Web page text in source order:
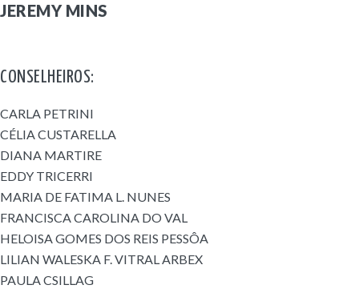
JEREMY MINS
CONSELHEIROS:
CARLA PETRINI
CÉLIA CUSTARELLA
DIANA MARTIRE
EDDY TRICERRI
MARIA DE FATIMA L. NUNES
FRANCISCA CAROLINA DO VAL
HELOISA GOMES DOS REIS PESSÔA
LILIAN WALESKA F. VITRAL ARBEX
PAULA CSILLAG